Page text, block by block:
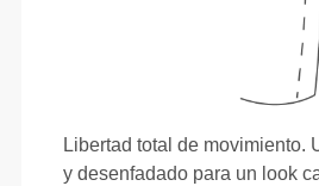
Libertad total de movimiento.
y desenfadado para un look